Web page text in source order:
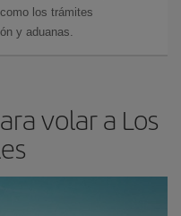
los trámites
y aduanas.
volar a Los